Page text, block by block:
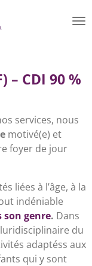
CDI 90 %
services, nous
motivé(e) et
foyer de jour
liées à l’âge, à la
indéniable
son genre. Dans
du
adaptéss aux
qui y sont